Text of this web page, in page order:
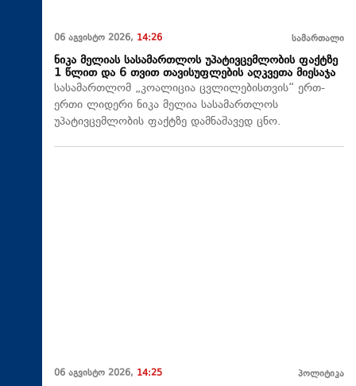
06 აგვისტო 2026, 14:26 სამართალი
ნიკა მელიას სასამართლოს უპატივცემლობის ფაქტზე
1 წლით და 6 თვით თავისუფლების აღკვეთა მიესაჯა
სასამართლომ „კოალიცია ცვლილებისთვის“ ერთ-
ერთი ლიდერი ნიკა მელია სასამართლოს
უპატივცემლობის ფაქტზე დამნაშავედ ცნო.
06 აგვისტო 2026, 14:25 პოლიტიკა